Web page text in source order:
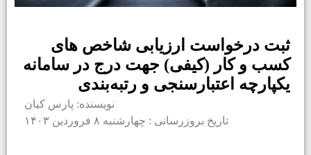
ثبت درخواست ارزیابی شاخص های
کسب و کار (کیفی) جهت درج در سامانه
یکپارچه اعتبارسنجی و رتبه‌بندی
نویسنده: پارس کیان
تاریخ بروزرسانی : چهارشنبه ۸ فروردین ۱۴۰۳